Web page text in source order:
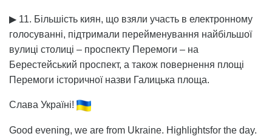
▶ 11. Більшість киян, що взяли участь в електронному
голосуванні, підтримали перейменування найбільшої
вулиці столиці – проспекту Перемоги – на
Берестейський проспект, а також повернення площі
Перемоги історичної назви Галицька площа.
Слава Україні!
Good evening, we are from Ukraine. Highlightsfor the day.